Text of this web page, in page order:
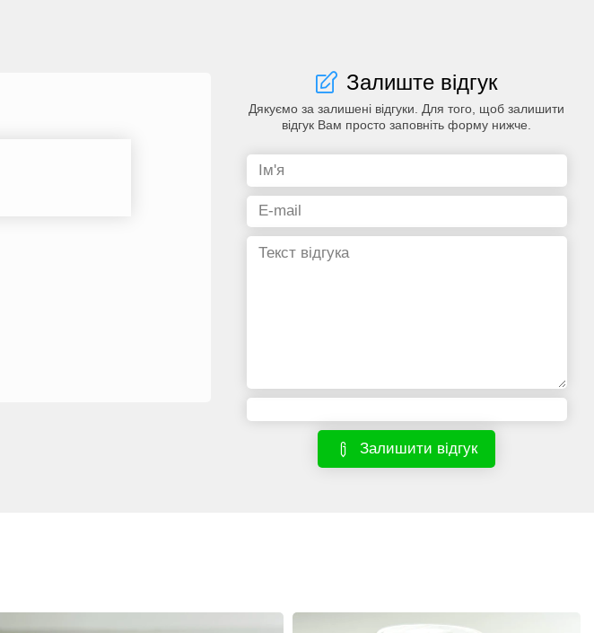
Залиште відгук
Дякуємо за залишені відгуки. Для того, щоб залишити
відгук Вам просто заповніть форму нижче.
Залишити відгук